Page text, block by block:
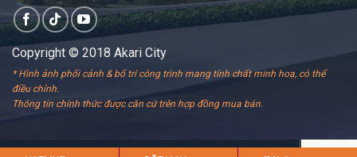
Copyright © 2018 Akari City
* Hình ảnh phối cảnh & bố trí công trình mang tính chất minh hoạ, có thể
điều chỉnh.
Thông tin chính thức được căn cứ trên hợp đồng mua bán.